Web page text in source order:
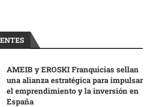
AMEIB y EROSKI Franquicias sellan
una alianza estratégica para impulsar
el emprendimiento y la inversión en
España